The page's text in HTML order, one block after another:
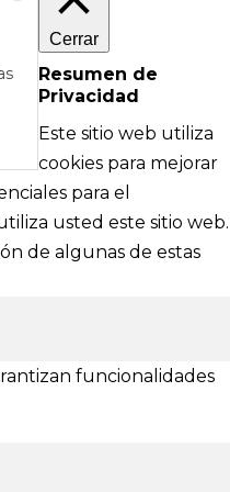
información técnica sobre
Cerrar
Resumen de
Privacidad
Este sitio web utiliza
cookies para mejorar
para el
usted este sitio web.
de algunas de estas
funcionalidades